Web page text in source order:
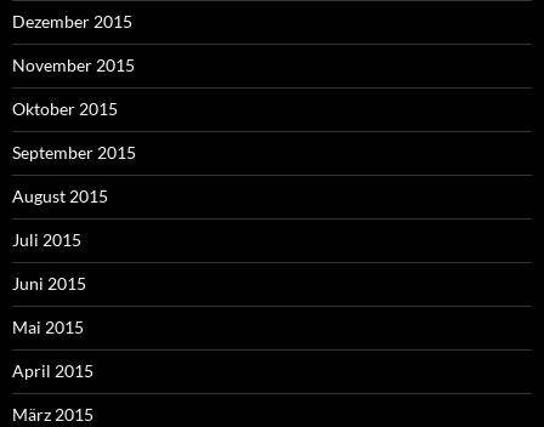
Dezember 2015
November 2015
Oktober 2015
September 2015
August 2015
Juli 2015
Juni 2015
Mai 2015
April 2015
März 2015